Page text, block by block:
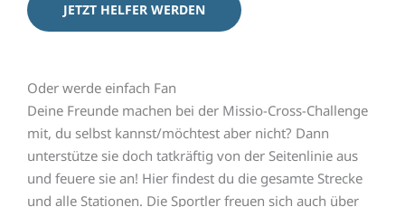
JETZT HELFER WERDEN
Oder werde einfach Fan
Deine Freunde machen bei der Missio-Cross-Challenge
mit, du selbst kannst/möchtest aber nicht? Dann
unterstütze sie doch tatkräftig von der Seitenlinie aus
und feuere sie an! Hier findest du die gesamte Strecke
und alle Stationen. Die Sportler freuen sich auch über